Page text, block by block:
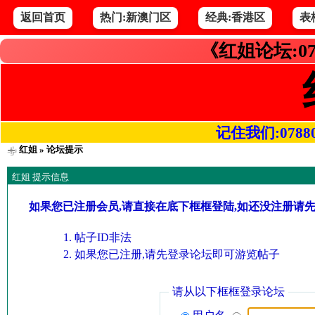
返回首页 热门:新澳门区 经典:香港区 表
《红姐论坛
记住我们
红姐» 论坛提示
红姐 提示信息
如果您已注册会员,请直接在底下框框登陆,如还没注册请
帖子ID非法
如果您已注册,请先登录论坛即可游览帖子
请从以下框框登录论坛